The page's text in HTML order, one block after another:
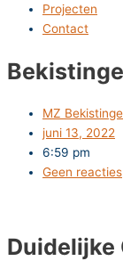
Projecten
Contact
MZ
juni 13, 2022
6:59 pm
Geen reacties
Duidelijke